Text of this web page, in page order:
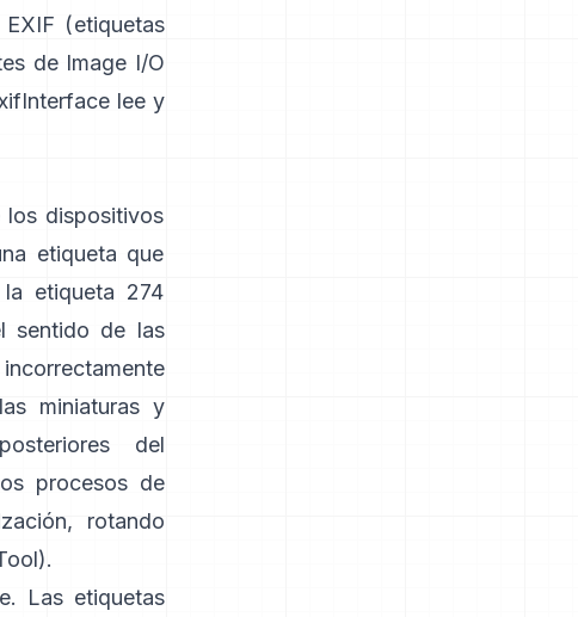
(etiquetas
de Image I/O
lee y
los dispositivos
etiqueta que
etiqueta 274
sentido de las
miniaturas y
del
procesos de
rotando
).
Las etiquetas